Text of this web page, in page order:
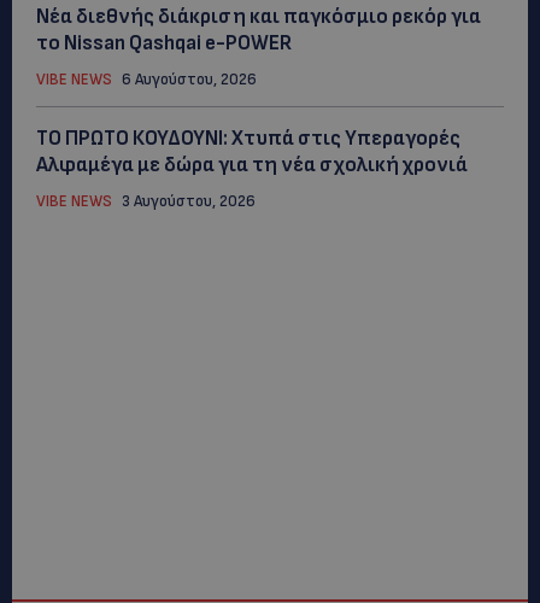
Νέα διεθνής διάκριση και παγκόσμιο ρεκόρ για
το Nissan Qashqai e-POWER
VIBE NEWS 6 Αυγούστου, 2026
ΤΟ ΠΡΩΤΟ ΚΟΥΔΟΥΝΙ: Xτυπά στις Υπεραγορές
Αλφαμέγα με δώρα για τη νέα σχολική χρονιά
VIBE NEWS 3 Αυγούστου, 2026